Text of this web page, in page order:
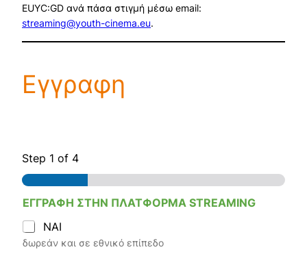
EUYC:GD ανά πάσα στιγμή μέσω email:
streaming@youth-cinema.eu.
Εγγραφη
Step 1 of 4
ΕΓΓΡΑΦΗ ΣΤΗΝ ΠΛΑΤΦΟΡΜΑ STREAMING
ΝΑΙ
δωρεάν και σε εθνικό επίπεδο